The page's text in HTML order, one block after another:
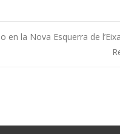
en la Nova Esquerra de